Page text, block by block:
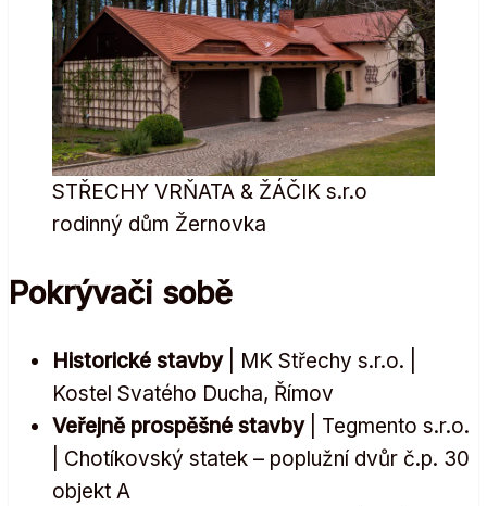
STŘECHY VRŇATA & ŽÁČIK s.r.o
rodinný dům Žernovka
Pokrývači sobě
Historické stavby| MK Střechy s.r.o. |
Kostel Svatého Ducha, Římov
Veřejně prospěšné stavby| Tegmento s.r.o.
| Chotíkovský statek – poplužní dvůr č.p. 30
objekt A